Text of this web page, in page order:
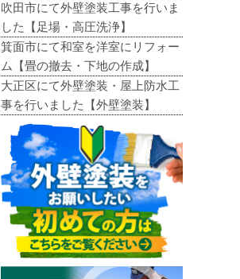
吹田市にて外壁塗装工事を行いま
した【足場・高圧洗浄】
箕面市にて和室を洋室にリフォー
ム【畳の撤去・下地の作成】
大正区にて外壁塗装・屋上防水工
事を行いました【外壁塗装】